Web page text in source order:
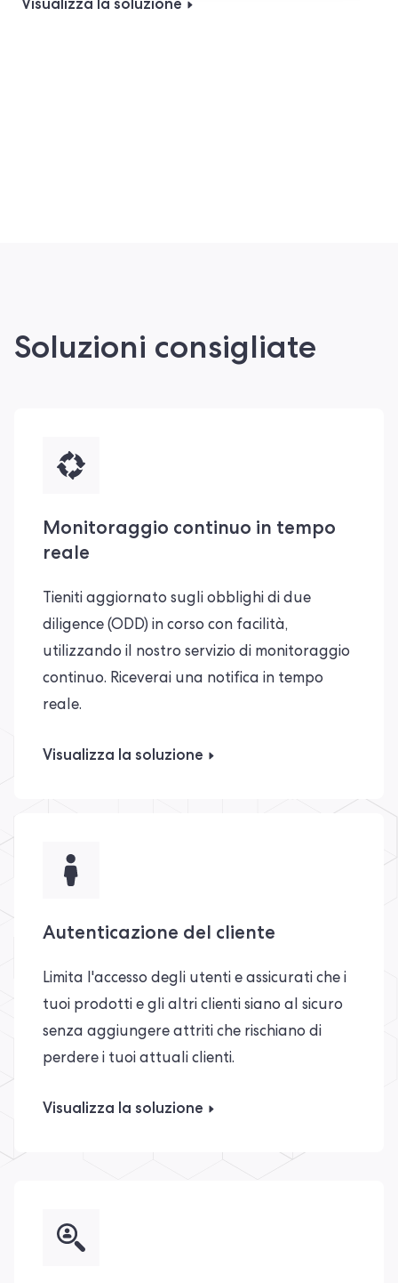
Soluzioni consigliate
Monitoraggio continuo in tempo
reale
Tieniti aggiornato sugli obblighi di due
diligence (ODD) in corso con facilità,
utilizzando il nostro servizio di monitoraggio
continuo. Riceverai una notifica in tempo
reale.
Visualizza la soluzione
Autenticazione del cliente
Limita l'accesso degli utenti e assicurati che i
tuoi prodotti e gli altri clienti siano al sicuro
senza aggiungere attriti che rischiano di
perdere i tuoi attuali clienti.
Visualizza la soluzione